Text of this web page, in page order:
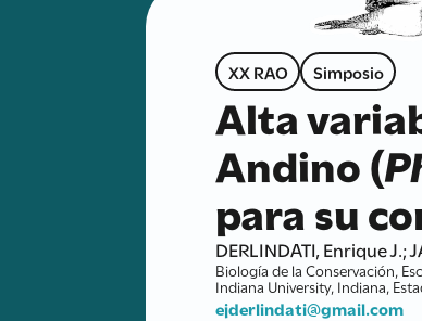
XX RAO Simposio
Alta
Andino (
para su
DERLINDATI, Enrique J.;
Biología de la Conservación,
Indiana University, Indiana,
ejderlindati@gmail.com